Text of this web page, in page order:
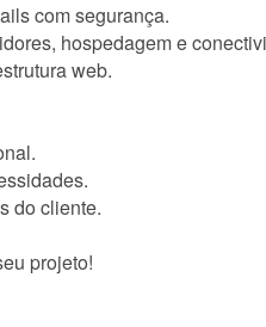
com segurança.
hospedagem e
web.
do cliente.
projeto!